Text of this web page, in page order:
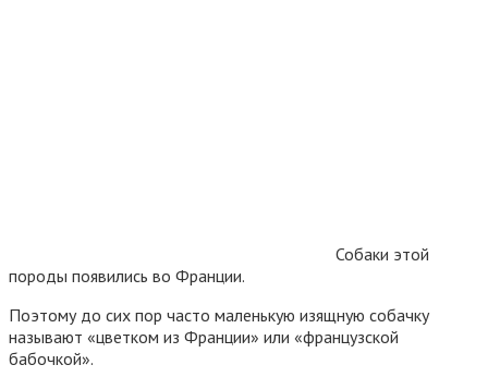
Собаки этой
породы появились во Франции.
Поэтому до сих пор часто маленькую изящную собачку
называют «цветком из Франции» или «французской
бабочкой».